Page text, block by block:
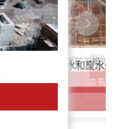
理系统：尾矿水和废水
针对稀土尾矿干堆处
查看
尾矿干